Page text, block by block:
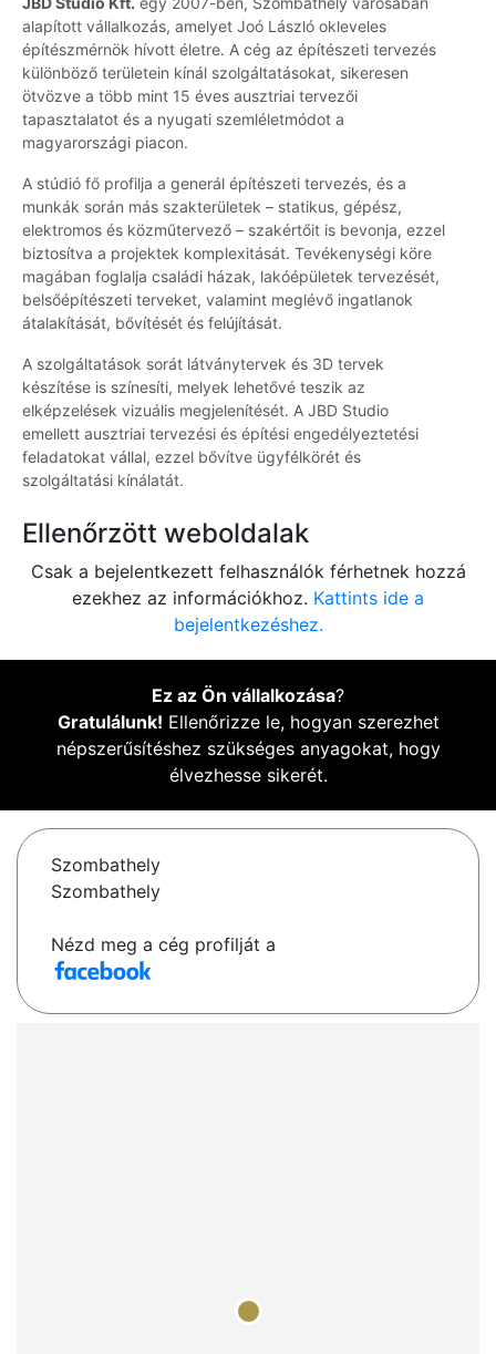
alapított vállalkozás, amelyet Joó László okleveles
építészmérnök hívott életre. A cég az építészeti tervezés
különböző területein kínál szolgáltatásokat, sikeresen
ötvözve a több mint 15 éves ausztriai tervezői
tapasztalatot és a nyugati szemléletmódot a
magyarországi piacon.
A stúdió fő profilja a generál építészeti tervezés, és a
munkák során más szakterületek – statikus, gépész,
elektromos és közműtervező – szakértőit is bevonja, ezzel
biztosítva a projektek komplexitását. Tevékenységi köre
magában foglalja családi házak, lakóépületek tervezését,
belsőépítészeti terveket, valamint meglévő ingatlanok
átalakítását, bővítését és felújítását.
A szolgáltatások sorát látványtervek és 3D tervek
készítése is színesíti, melyek lehetővé teszik az
elképzelések vizuális megjelenítését. A JBD Studio
emellett ausztriai tervezési és építési engedélyeztetési
feladatokat vállal, ezzel bővítve ügyfélkörét és
szolgáltatási kínálatát.
Ellenőrzött weboldalak
Csak a bejelentkezett felhasználók férhetnek hozzá
ezekhez az információkhoz. Kattints ide a
bejelentkezéshez.
Ez az Ön vállalkozása?
Gratulálunk! Ellenőrizze le, hogyan szerezhet
népszerűsítéshez szükséges anyagokat, hogy
élvezhesse sikerét.
Szombathely
Szombathely
Nézd meg a cég profilját a